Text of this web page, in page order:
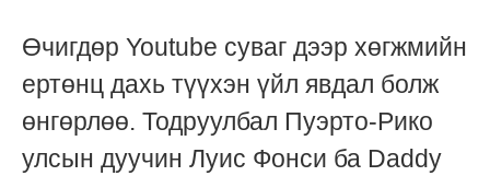
Өчигдөр Youtube суваг дээр хөгжмийн
ертөнц дахь түүхэн үйл явдал болж
өнгөрлөө. Тодруулбал Пуэрто-Рико
улсын дуучин Луис Фонси ба Daddy